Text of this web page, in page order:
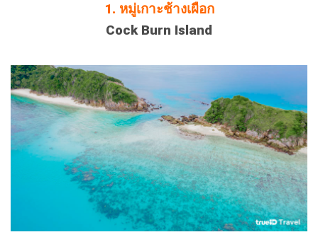
1. หมู่เกาะช้างเผือก
Cock Burn Island